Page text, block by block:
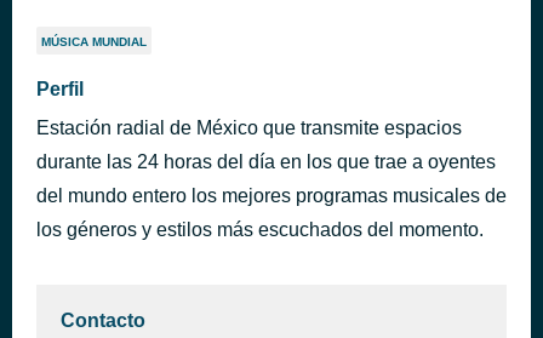
MÚSICA MUNDIAL
Perfil
Estación radial de México que transmite espacios
durante las 24 horas del día en los que trae a oyentes
del mundo entero los mejores programas musicales de
los géneros y estilos más escuchados del momento.
Contacto